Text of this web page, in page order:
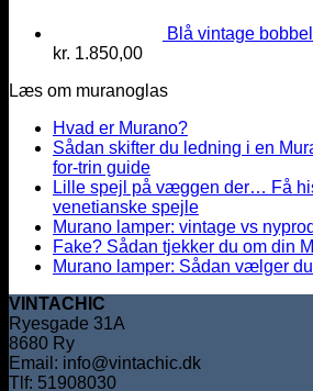
Blå vintage
kr. 1.850,00
Læs om muranoglas
Hvad er Murano?
Sådan skifter du ledning i en
for-trin guide
Lille spejl på væggen der… Få
venetianske spejle
Murano lamper: vintage vs
Fake? Sådan tjekker du om din
Murano lamper: Sådan vælger
VINTACHIC
Ryesgade 31A
8680 Ry
Email: info@vintachic.dk
Tlf: 51908030